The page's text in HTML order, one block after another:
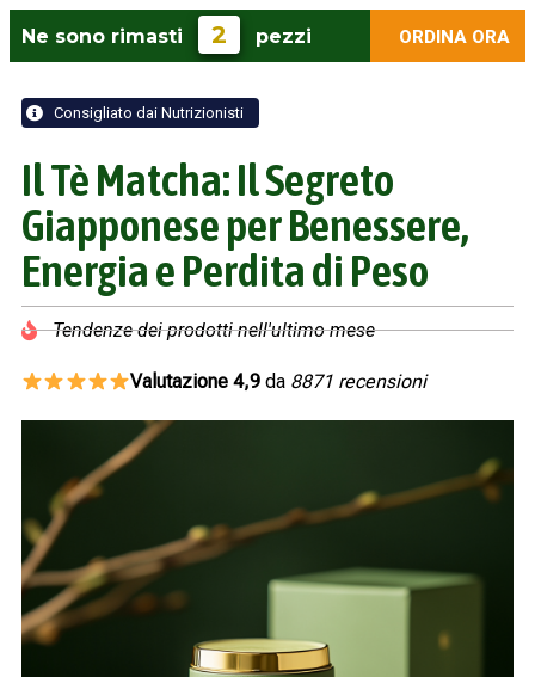
Ne sono rimasti 2 pezzi ORDINA ORA
Consigliato dai Nutrizionisti
Il Tè Matcha: Il Segreto
Giapponese per Benessere,
Energia e Perdita di Peso
Tendenze dei prodotti nell'ultimo mese
Valutazione 4,9 da 8871 recensioni